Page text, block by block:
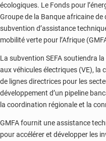
écologiques. Le Fonds pour
Groupe de la Banque africaine
subvention d’assistance
mobilité verte pour l’Afrique
La subvention SEFA soutiendra
aux véhicules électriques (VE), la
de lignes directrices pour les
développement d’un pipeline
la coordination régionale et la
GMFA fournit une assistance
pour accélérer et développer les